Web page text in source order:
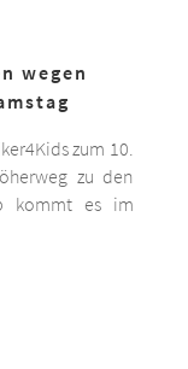
wegen
zum 10.
zu den
kommt es im